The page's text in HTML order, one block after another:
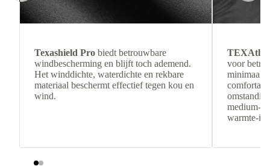
Texashield Pro biedt betrouwbare
windbescherming en blijft toch ademend.
Het winddichte, waterdichte en rekbare
materiaal beschermt effectief tegen kou en
wind.
voor
minimaal
medium-
warmte-